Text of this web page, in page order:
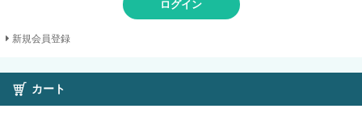
ログイン
新規会員登録
カート